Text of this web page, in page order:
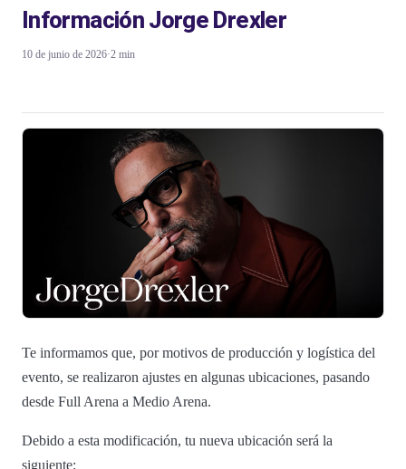
Información Jorge Drexler
10 de junio de 2026·2 min
Te informamos que, por motivos de producción y logística del
evento, se realizaron ajustes en algunas ubicaciones, pasando
desde Full Arena a Medio Arena.
Debido a esta modificación, tu nueva ubicación será la
siguiente: